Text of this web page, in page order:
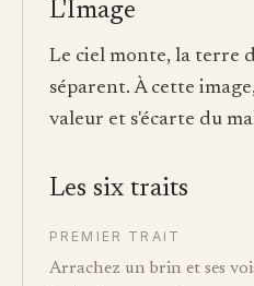
L'Image
Le ciel monte, la terre
séparent. À cette
valeur et s'écarte du
Les six traits
PREMIER TRAIT
Arrachez un brin et ses